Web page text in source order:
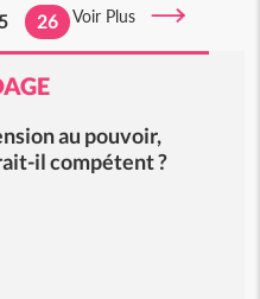
26 Voir Plus
au pouvoir,
il compétent ?